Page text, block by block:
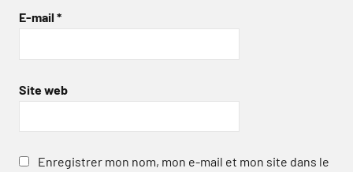
E-mail *
Site web
Enregistrer mon nom, mon e-mail et mon site dans le